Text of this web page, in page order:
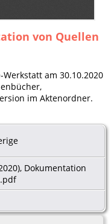
von Quellen
am 30.10.2020
im Aktenordner.
Dokumentation